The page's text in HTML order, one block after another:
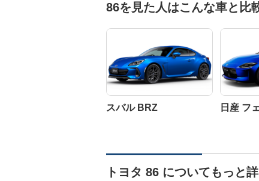
86を見た人はこんな車と比
スバル BRZ 日産 フ
トヨタ 86 についてもっと詳